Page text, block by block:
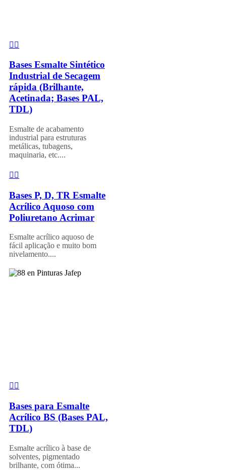
Bases Esmalte Sintético
Industrial de Secagem
rápida (Brilhante,
Acetinada; Bases PAL,
TDL)
Esmalte de acabamento
industrial para estruturas
metálicas, tubagens,
maquinaria, etc....
Bases P, D, TR Esmalte
Acrílico Aquoso com
Poliuretano Acrimar
Esmalte acrílico aquoso de
fácil aplicação e muito bom
nivelamento....
Bases para Esmalte
Acrílico BS (Bases PAL,
TDL)
Esmalte acrílico à base de
solventes, pigmentado
brilhante, com ótima...